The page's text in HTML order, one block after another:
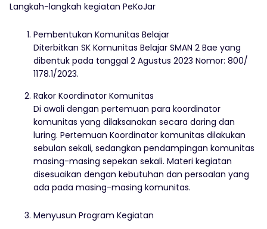
Langkah-langkah kegiatan PeKoJar
Pembentukan Komunitas Belajar
Diterbitkan SK Komunitas Belajar SMAN 2 Bae yang
dibentuk pada tanggal 2 Agustus 2023 Nomor: 800/
1178.1/2023.
Rakor Koordinator Komunitas
Di awali dengan pertemuan para koordinator
komunitas yang dilaksanakan secara daring dan
luring. Pertemuan Koordinator komunitas dilakukan
sebulan sekali, sedangkan pendampingan komunitas
masing-masing sepekan sekali. Materi kegiatan
disesuaikan dengan kebutuhan dan persoalan yang
ada pada masing-masing komunitas.
Menyusun Program Kegiatan